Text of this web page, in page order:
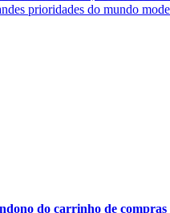
prioridades do mundo
do carrinho de compras